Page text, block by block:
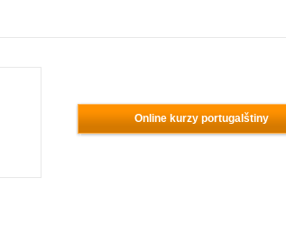
Online kurzy portugalštiny